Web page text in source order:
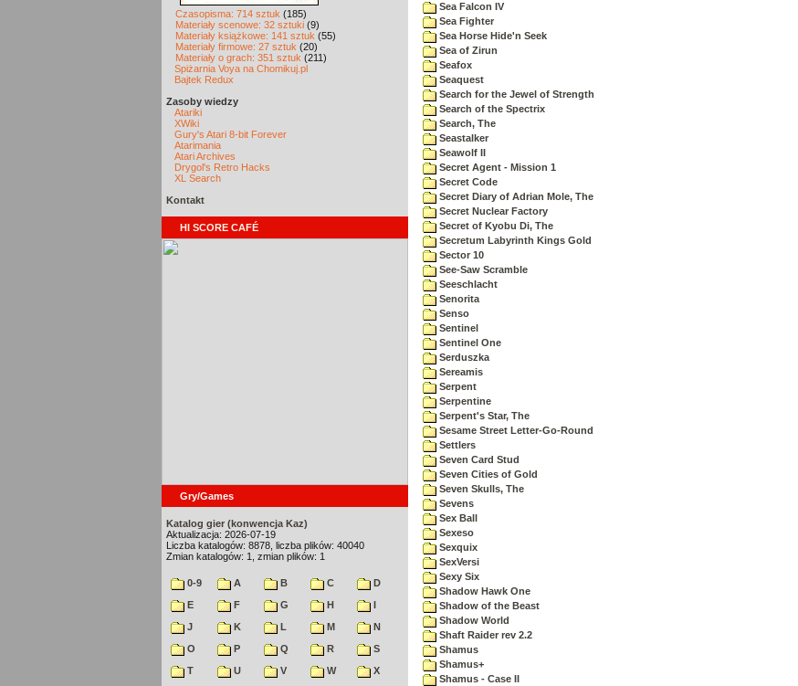
Czasopisma: 714 sztuk (185)
Materiały scenowe: 32 sztuki (9)
Materiały książkowe: 141 sztuk (55)
Materiały firmowe: 27 sztuk (20)
Materiały o grach: 351 sztuk (211)
Spiżarnia Voya na Chomikuj.pl
Bajtek Redux
Zasoby wiedzy
Atariki
XWiki
Gury's Atari 8-bit Forever
Atarimania
Atari Archives
Drygol's Retro Hacks
XL Search
Kontakt
HI SCORE CAFÉ
Gry/Games
Katalog gier (konwencja Kaz)
Aktualizacja: 2026-07-19
Liczba katalogów: 8878, liczba plików: 40040
Zmian katalogów: 1, zmian plików: 1
0-9 A B C
D
E
F G H
I
J
K L M
N
O
P Q R
S
T
U V W
X
Sea Falcon IV
Sea Fighter
Sea Horse Hide'n Seek
Sea of Zirun
Seafox
Seaquest
Search for the Jewel of Strength
Search of the Spectrix
Search, The
Seastalker
Seawolf II
Secret Agent - Mission 1
Secret Code
Secret Diary of Adrian Mole, The
Secret Nuclear Factory
Secret of Kyobu Di, The
Secretum Labyrinth Kings Gold
Sector 10
See-Saw Scramble
Seeschlacht
Senorita
Senso
Sentinel
Sentinel One
Serduszka
Sereamis
Serpent
Serpentine
Serpent's Star, The
Sesame Street Letter-Go-Round
Settlers
Seven Card Stud
Seven Cities of Gold
Seven Skulls, The
Sevens
Sex Ball
Sexeso
Sexquix
SexVersi
Sexy Six
Shadow Hawk One
Shadow of the Beast
Shadow World
Shaft Raider rev 2.2
Shamus
Shamus+
Shamus - Case II